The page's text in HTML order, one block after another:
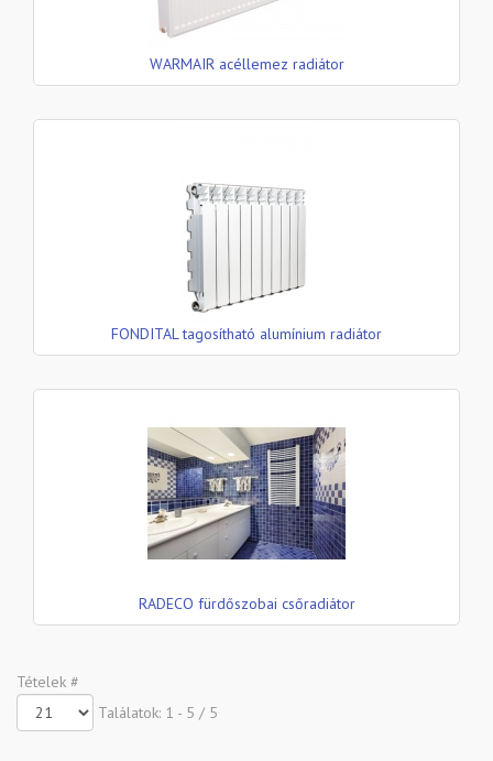
WARMAIR acéllemez radiátor
FONDITAL tagosítható alumínium radiátor
RADECO fürdőszobai csőradiátor
Tételek #
Találatok: 1 - 5 / 5